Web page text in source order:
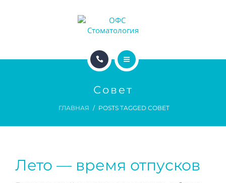
АКЦИИ
АКЦИИ
Совет
ГЛАВНАЯ POSTS TAGGED СОВЕТ
Лето — время отпусков